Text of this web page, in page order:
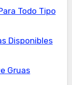
Todo Tipo
Disponibles
Gruas